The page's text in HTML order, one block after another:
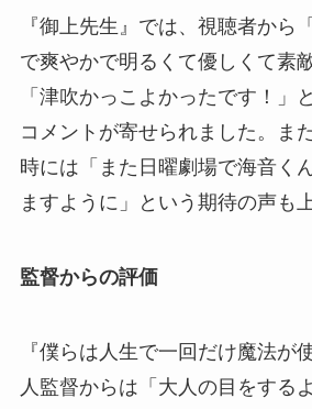
『御上先生』では、視聴者から
で爽やかで明るくて優しくて素
「津吹かっこよかったです！」
コメントが寄せられました。ま
時には「また日曜劇場で海音く
ますように」という期待の声も
監督からの評価
『僕らは人生で一回だけ魔法が
人監督からは「大人の目をする